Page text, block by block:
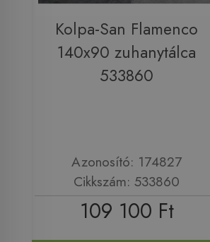
Kolpa-San Flamenco
140x90 zuhanytálca
533860
Azonosító: 174827
Cikkszám: 533860
109 100 Ft